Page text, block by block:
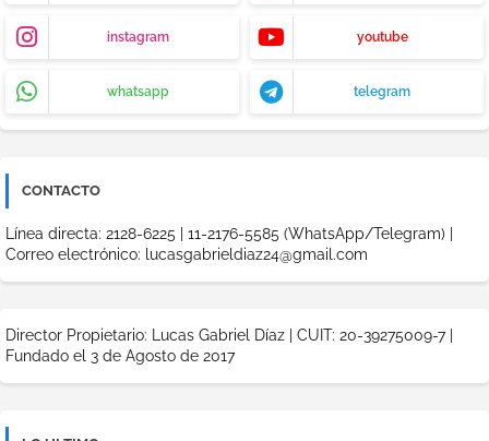
instagram youtube
whatsapp telegram
CONTACTO
Línea directa: 2128-6225 | 11-2176-5585 (WhatsApp/Telegram) |
Correo electrónico: lucasgabrieldiaz24@gmail.com
Director Propietario: Lucas Gabriel Díaz | CUIT: 20-39275009-7 |
Fundado el 3 de Agosto de 2017